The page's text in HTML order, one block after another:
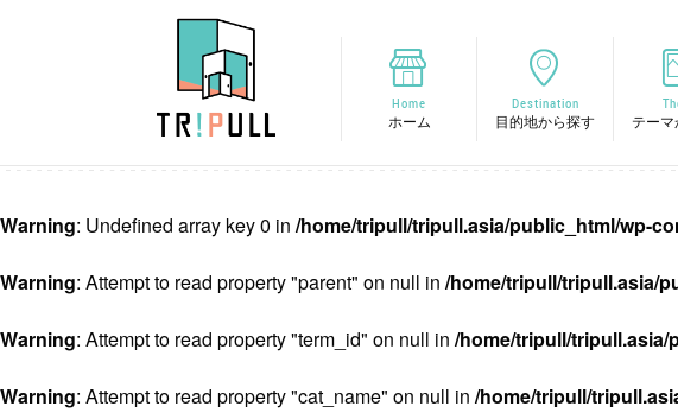
Home
ホーム
Destination
目的地から探す テー
Warning: Undefined array key 0 in /home/tripull/tripull.asia/public_html/wp-
Warning: Attempt to read property "parent" on null in /home/tripull/tripull.asia/
Warning: Attempt to read property "term_id" on null in /home/tripull/
Warning: Attempt to read property "cat_name" on null in /home/tripull/